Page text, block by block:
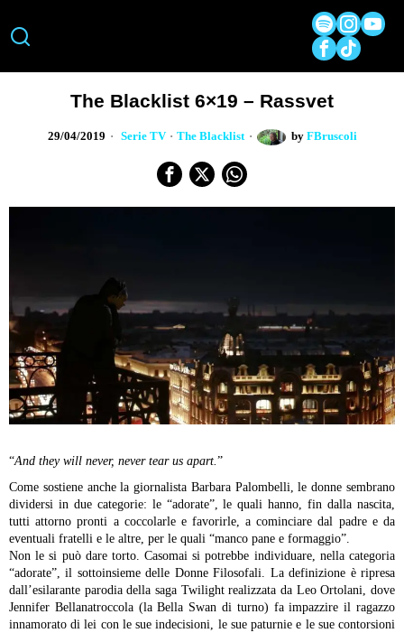
The Blacklist 6×19 – Rassvet
29/04/2019 Serie TV · The Blacklist by FBruscoli
“And they will never, never tear us apart.”
Come sostiene anche la giornalista Barbara Palombelli, le donne sembrano
dividersi in due categorie: le “adorate”, le quali hanno, fin dalla nascita,
tutti attorno pronti a coccolarle e favorirle, a cominciare dal padre e da
eventuali fratelli e le altre, per le quali “manco pane e formaggio”.
Non le si può dare torto. Casomai si potrebbe individuare, nella categoria
“adorate”, il sottoinsieme delle Donne Filosofali. La definizione è ripresa
dall’esilarante parodia della saga Twilight realizzata da Leo Ortolani, dove
Jennifer Bellanatroccola (la Bella Swan di turno) fa impazzire il ragazzo
innamorato di lei con le sue indecisioni, le sue paturnie e le sue contorsioni